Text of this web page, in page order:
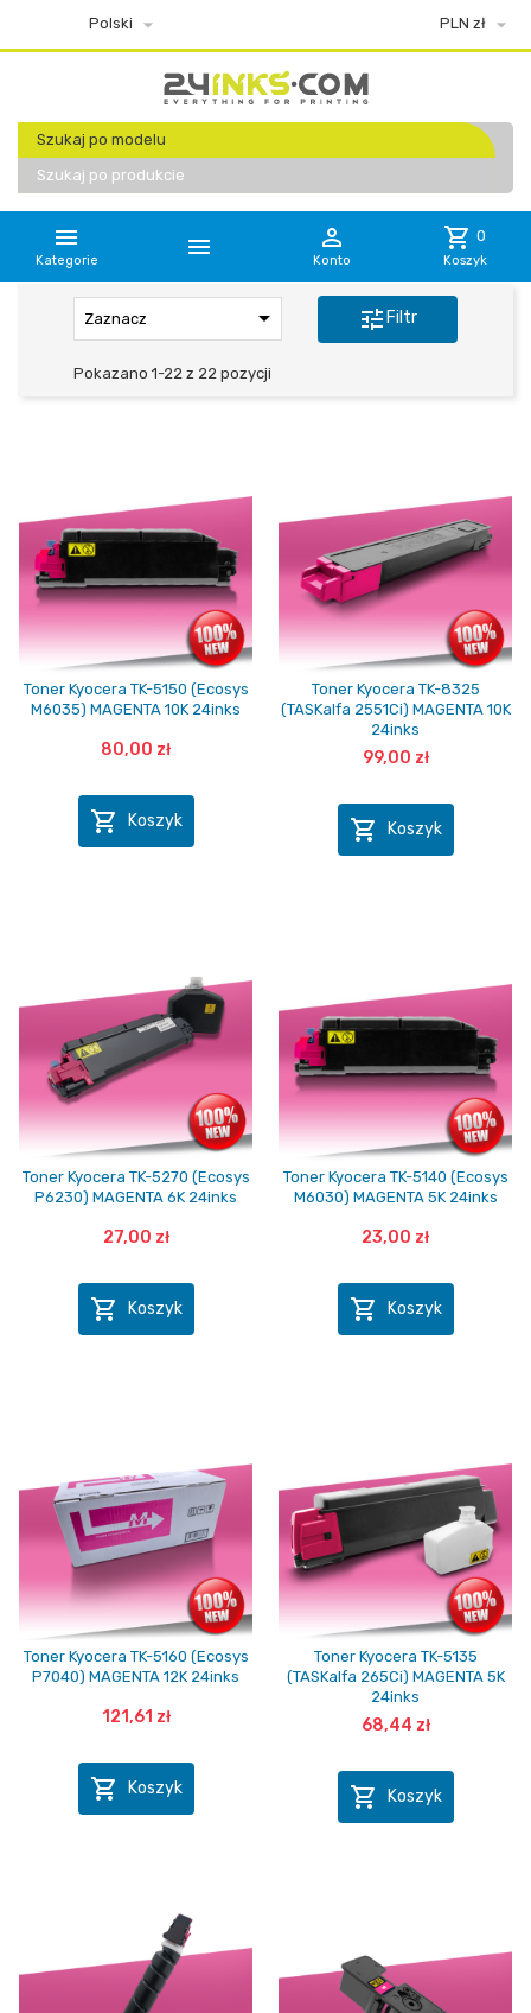
Polski  PLN zł 
Szukaj po modelu
Szukaj po produkcie

Kategorie  
Konto
shopping_cart 0
Koszyk
Zaznacz  tuneFiltr
Pokazano 1-22 z 22 pozycji
Toner Kyocera TK-5150 (Ecosys
M6035) MAGENTA 10K 24inks
80,00 zł
 Koszyk
Toner Kyocera TK-8325
(TASKalfa 2551Ci) MAGENTA 10K
24inks
99,00 zł
 Koszyk
Toner Kyocera TK-5270 (Ecosys
P6230) MAGENTA 6K 24inks
27,00 zł
 Koszyk
Toner Kyocera TK-5140 (Ecosys
M6030) MAGENTA 5K 24inks
23,00 zł
 Koszyk
Toner Kyocera TK-5160 (Ecosys
P7040) MAGENTA 12K 24inks
121,61 zł
 Koszyk
Toner Kyocera TK-5135
(TASKalfa 265Ci) MAGENTA 5K
24inks
68,44 zł
 Koszyk